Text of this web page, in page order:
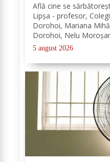
Află cine se
Lipșa - profesor,
Dorohoi, Mariana
Dorohoi, Nelu
Dorohoi News urează
Completează lista
5 august 2026